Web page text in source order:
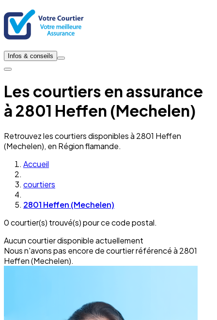
Infos & conseils
Les courtiers en assurance
à 2801 Heffen (Mechelen)
Retrouvez les courtiers disponibles à 2801 Heffen
(Mechelen), en Région flamande.
Accueil
courtiers
2801 Heffen (Mechelen)
0 courtier(s) trouvé(s) pour ce code postal.
Aucun courtier disponible actuellement
Nous n'avons pas encore de courtier référencé à 2801
Heffen (Mechelen).